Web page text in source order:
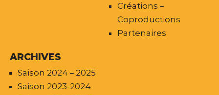
Créations –
Coproductions
Partenaires
ARCHIVES
Saison 2024 – 2025
Saison 2023-2024